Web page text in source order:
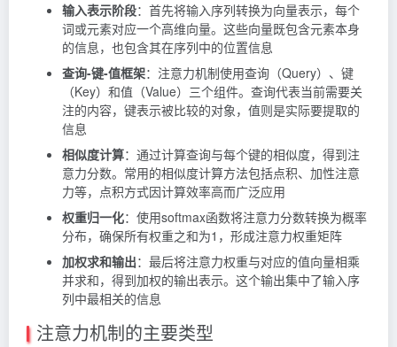
输入表示阶段：首先将输入序列转换为向量表示，每个
词或元素对应一个高维向量。这些向量既包含元素本身
的信息，也包含其在序列中的位置信息
查询-键-值框架：注意力机制使用查询（Query）、键
（Key）和值（Value）三个组件。查询代表当前需要关
注的内容，键表示被比较的对象，值则是实际要提取的
信息
相似度计算：通过计算查询与每个键的相似度，得到注
意力分数。常用的相似度计算方法包括点积、加性注意
力等，点积方式因计算效率高而广泛应用
权重归一化：使用softmax函数将注意力分数转换为概率
分布，确保所有权重之和为1，形成注意力权重矩阵
加权求和输出：最后将注意力权重与对应的值向量相乘
并求和，得到加权的输出表示。这个输出集中了输入序
列中最相关的信息
注意力机制的主要类型